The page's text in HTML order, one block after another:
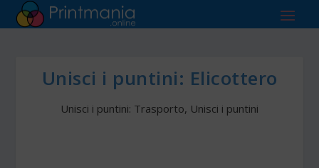
Unisci i puntini: Elicottero
Unisci i puntini: Trasporto, Unisci i puntini